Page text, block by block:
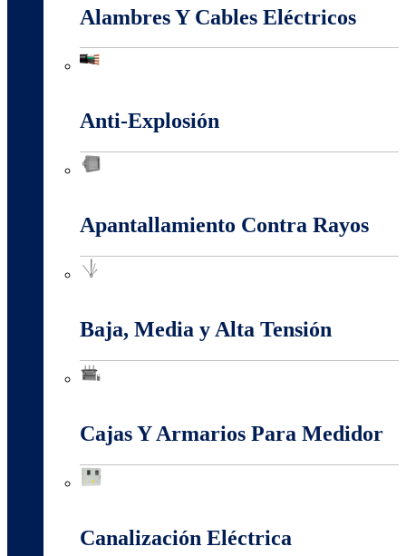
Alambres Y Cables Eléctricos
Anti-Explosión
Apantallamiento Contra Rayos
Baja, Media y Alta Tensión
Cajas Y Armarios Para Medidor
Canalización Eléctrica